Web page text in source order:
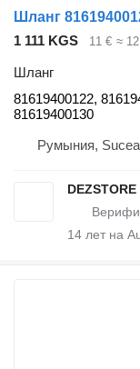
Шланг
1 111 KGS
11 € ≈
Шланг
81619400122,
81619400130
Румыния,
DEZSTORE
14 лет на